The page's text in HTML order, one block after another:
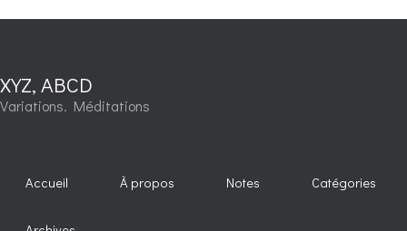
XYZ, ABCD
Variations. Méditations
Accueil À propos Notes Catégories